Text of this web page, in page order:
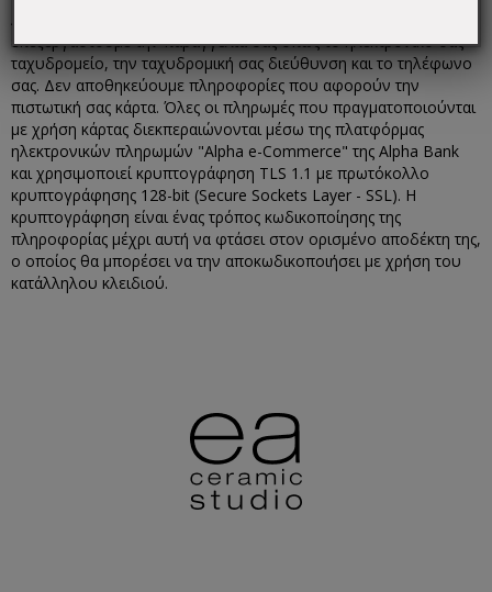
Αποθηκεύουμε μόνο πληροφορίες που μας βοηθούν να
επεξεργάστουμε την παραγγελία σας όπως το ηλεκτρονικό σας
ταχυδρομείο, την ταχυδρομική σας διεύθυνση και το τηλέφωνο
σας. Δεν αποθηκεύουμε πληροφορίες που αφορούν την
πιστωτική σας κάρτα. Όλες οι πληρωμές που πραγματοποιούνται
με χρήση κάρτας διεκπεραιώνονται μέσω της πλατφόρμας
ηλεκτρονικών πληρωμών "Alpha e-Commerce" της Alpha Bank
και χρησιμοποιεί κρυπτογράφηση TLS 1.1 με πρωτόκολλο
κρυπτογράφησης 128-bit (Secure Sockets Layer - SSL). Η
κρυπτογράφηση είναι ένας τρόπος κωδικοποίησης της
πληροφορίας μέχρι αυτή να φτάσει στον ορισμένο αποδέκτη της,
ο οποίος θα μπορέσει να την αποκωδικοποιήσει με χρήση του
κατάλληλου κλειδιού.